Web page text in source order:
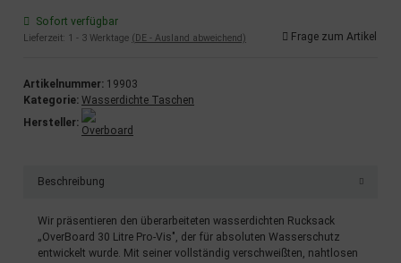
Sofort verfügbar
Lieferzeit: 1 - 3 Werktage (DE - Ausland abweichend) Frage zum Artikel
Artikelnummer: 19903
Kategorie: Wasserdichte Taschen
Hersteller:
Beschreibung
Wir präsentieren den überarbeiteten wasserdichten Rucksack
„OverBoard 30 Litre Pro-Vis", der für absoluten Wasserschutz
entwickelt wurde. Mit seiner vollständig verschweißten, nahtlosen